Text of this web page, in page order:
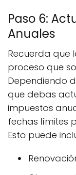
Paso 6:
Anuales
Recuerda que
proceso que
Dependiendo
que debas
impuestos
fechas límites
Esto puede